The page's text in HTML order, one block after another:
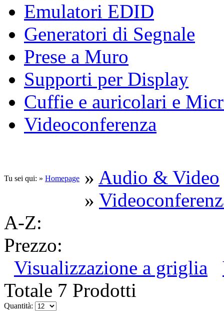
Emulatori EDID
Generatori di Segnale
Prese a Muro
Supporti per Display
Cuffie e auricolari e
Videoconferenza
Tu sei qui: » Homepage » Audio & Video
»
A-Z:
Prezzo:
Visualizzazione a griglia
Totale 7 Prodotti
Quantità: